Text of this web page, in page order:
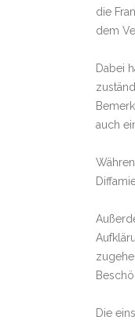
die
dem
Dabei
auch
Die